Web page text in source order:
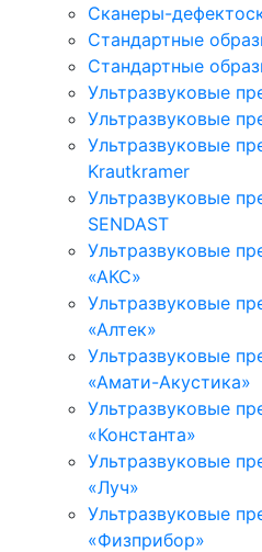
Сканеры-
Стандартные
Стандартные
Ультразвуковые
Ультразвуковые
Ультразвуковые
Krautkramer
Ультразвуковые
SENDAST
Ультразвуковые
«АКС»
Ультразвуковые
«Алтек»
Ультразвуковые
«Амати-Акустика»
Ультразвуковые
«Константа»
Ультразвуковые
«Луч»
Ультразвуковые
«Физприбор»